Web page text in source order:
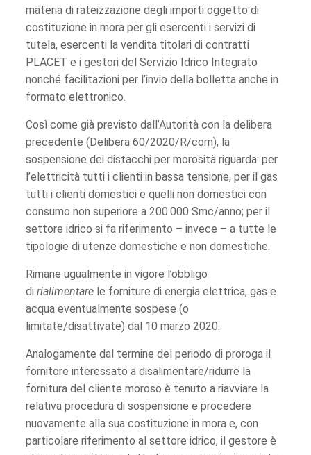
materia di rateizzazione degli importi oggetto di
costituzione in mora per gli esercenti i servizi di
tutela, esercenti la vendita titolari di contratti
PLACET e i gestori del Servizio Idrico Integrato
nonché facilitazioni per l’invio della bolletta anche in
formato elettronico.
Così come già previsto dall’Autorità con la delibera
precedente (Delibera 60/2020/R/com), la
sospensione dei distacchi per morosità riguarda: per
l’elettricità tutti i clienti in bassa tensione, per il gas
tutti i clienti domestici e quelli non domestici con
consumo non superiore a 200.000 Smc/anno; per il
settore idrico si fa riferimento – invece – a tutte le
tipologie di utenze domestiche e non domestiche.
Rimane ugualmente in vigore l’obbligo
di rialimentarele forniture di energia elettrica, gas e
acqua eventualmente sospese (o
limitate/disattivate) dal 10 marzo 2020.
Analogamente dal termine del periodo di proroga il
fornitore interessato a disalimentare/ridurre la
fornitura del cliente moroso è tenuto a riavviare la
relativa procedura di sospensione e procedere
nuovamente alla sua costituzione in mora e, con
particolare riferimento al settore idrico, il gestore è